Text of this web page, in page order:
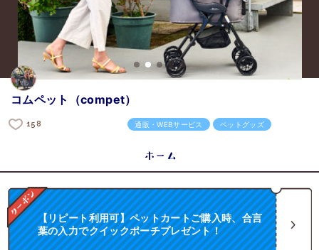
コムペット（compet）
158 通販・WEBサービス ペットグッズ
ホーム
【リピート利用可】ペットカートご購入時、合言
葉の入力でクイックポーチプレゼント！